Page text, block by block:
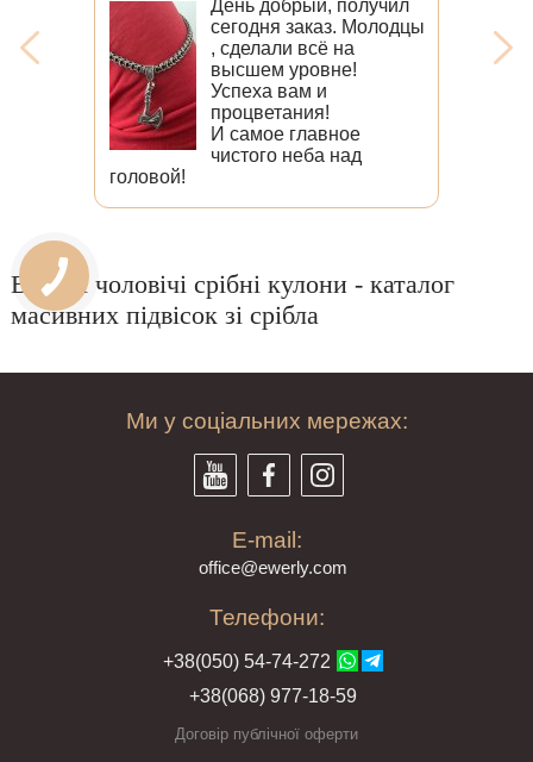
Все отлично,
благодарю!
Великі чоловічі срібні кулони - каталог
масивних підвісок зі срібла
Ми у соціальних мережах:
E-mail:
office@ewerly.com
Телефони:
+38(050) 54-74-272
+38(068) 977-18-59
Договір публічної оферти